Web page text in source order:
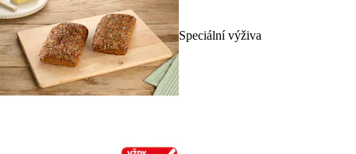
Speciální výživa